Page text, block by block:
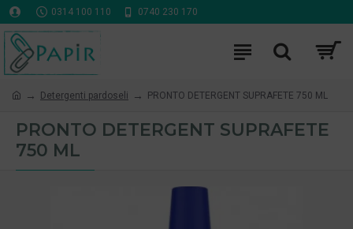
0314 100 110 0740 230 170
Detergenti pardoseli PRONTO DETERGENT SUPRAFETE 750 ML
PRONTO DETERGENT SUPRAFETE
750 ML